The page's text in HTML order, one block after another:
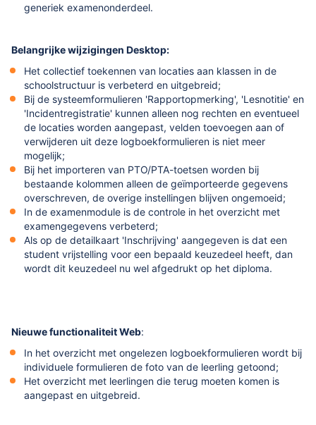
generiek examenonderdeel.
Belangrijke wijzigingen Desktop:
Het collectief toekennen van locaties aan klassen in de
schoolstructuur is verbeterd en uitgebreid;
Bij de systeemformulieren 'Rapportopmerking', 'Lesnotitie' en
'Incidentregistratie' kunnen alleen nog rechten en eventueel
de locaties worden aangepast, velden toevoegen aan of
verwijderen uit deze logboekformulieren is niet meer
mogelijk;
Bij het importeren van PTO/PTA-toetsen worden bij
bestaande kolommen alleen de geïmporteerde gegevens
overschreven, de overige instellingen blijven ongemoeid;
In de examenmodule is de controle in het overzicht met
examengegevens verbeterd;
Als op de detailkaart 'Inschrijving' aangegeven is dat een
student vrijstelling voor een bepaald keuzedeel heeft, dan
wordt dit keuzedeel nu wel afgedrukt op het diploma.
Nieuwe functionaliteit Web:
In het overzicht met ongelezen logboekformulieren wordt bij
individuele formulieren de foto van de leerling getoond;
Het overzicht met leerlingen die terug moeten komen is
aangepast en uitgebreid.